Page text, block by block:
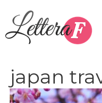
contenuto
japan